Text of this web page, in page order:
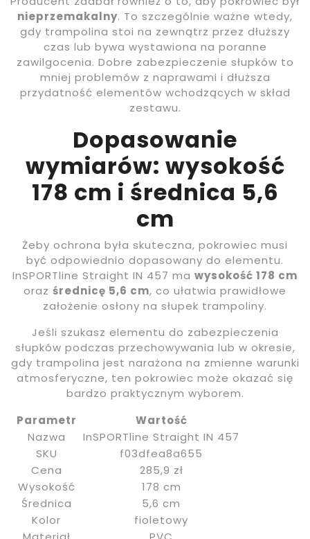
nieprzemakalny. To szczególnie ważne wtedy,
gdy trampolina stoi na zewnątrz przez dłuższy
czas lub bywa wystawiona na poranne
zawilgocenia. Dobre zabezpieczenie słupków to
mniej problemów z naprawami i dłuższa
przydatność elementów wchodzących w skład
zestawu.
Dopasowanie
wymiarów: wysokość
178 cm i średnica 5,6
cm
Żeby ochrona była skuteczna, pokrowiec musi
być odpowiednio dopasowany do elementu.
InSPORTline Straight IN 457 ma wysokość 178 cm
oraz średnicę 5,6 cm, co ułatwia prawidłowe
założenie osłony na słupek trampoliny.
Jeśli szukasz elementu do zabezpieczenia
słupków podczas przechowywania lub w okresie,
gdy trampolina jest narażona na zmienne warunki
atmosferyczne, ten pokrowiec może okazać się
bardzo praktycznym wyborem.
Parametr
Wartość
Nazwa
InSPORTline Straight IN 457
SKU
f03dfea8a655
Cena
285,9 zł
Wysokość
178 cm
Średnica
5,6 cm
Kolor
fioletowy